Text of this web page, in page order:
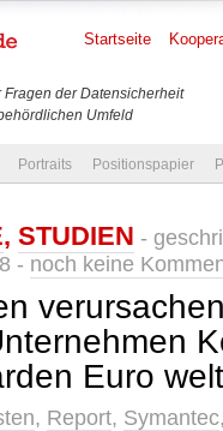
der Datensicherheit
Umfeld
Startseite
Portraits Positionspapier
, STUDIEN -
- noch keine
Euro
, Report, Symantec